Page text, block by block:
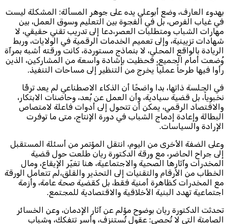
بهدوء العارف، وضع أبوعلي يده على جوهر المسألة: المشكلة ليست
في غياب الفرص، بل في الفجوة بين التعليم وسوق العمل، بين
مهارات الشباب ومتطلبات العصر،دعا إلى تدريب تقني حقيقي، لا
شهادات تزيينية، وإلى تعميم الخدمات الرقمية في الولايات، وربط
الريادة بالواقع المحلي، لا بنماذج مستوردة، كانت ورقته أشبه بمرآة
وُضعت أمام الجميع، فحظيت بإشادة واسعة من المشاركين، الذين
رأوا فيها طرحاً عملياً يخرج من التنظير إلى مساحات التنفيذ.
في الجلسة ذاتها، بدا واضحًا أن الذكاء الاصطناعي لم يعد ترفًا
نخبوياً، بل قضية سيادية، وأن العمل عن بُعد، وحاضنات الابتكار،
والاقتصاد الرقمي، يمكن أن تتحول إلى أدوات فاعلة لامتصاص
البطالة وإعادة إدماج الشباب في دورة الإنتاج، متى ما توفرت
الإرادة والسياسات.
وعلى الضفة الأخرى من اليوم، انتقل المؤتمر من أسئلة المستقبل
إلى جراح الحاضر، مع ورقة الدكتورة ريان طلعت حول قضية
المخدرات وآثارها الصحية والاجتماعية، هنا تغيّر الإيقاع، ومال
الخطاب من الأرقام والتقنيات إلى التحذير والقلق،لم تتعامل الورقة
مع المخدرات كظاهرة أمنية فقط، بل كقضية صحة عامة، وأزمة
اجتماعية تهدد البنية الأخلاقية والاقتصادية للمجتمع.
تحدثت الدكتورة ريان بوضوح مؤلم عن آثار الإدمان، وعن الخسائر
الصامتة التي لا تُحصى: عقول تُستنزف، وأسر تتفكك، وشباب